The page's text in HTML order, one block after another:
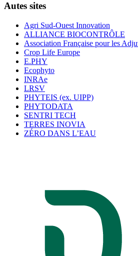
Autes sites
Agri Sud-Ouest Innovation
ALLIANCE BIOCONTRÔLE
Association Française pour les
Crop Life Europe
E.PHY
Ecophyto
INRAe
LRSV
PHYTEIS (ex. UIPP)
PHYTODATA
SENTRI TECH
TERRES INOVIA
ZÉRO DANS L’EAU